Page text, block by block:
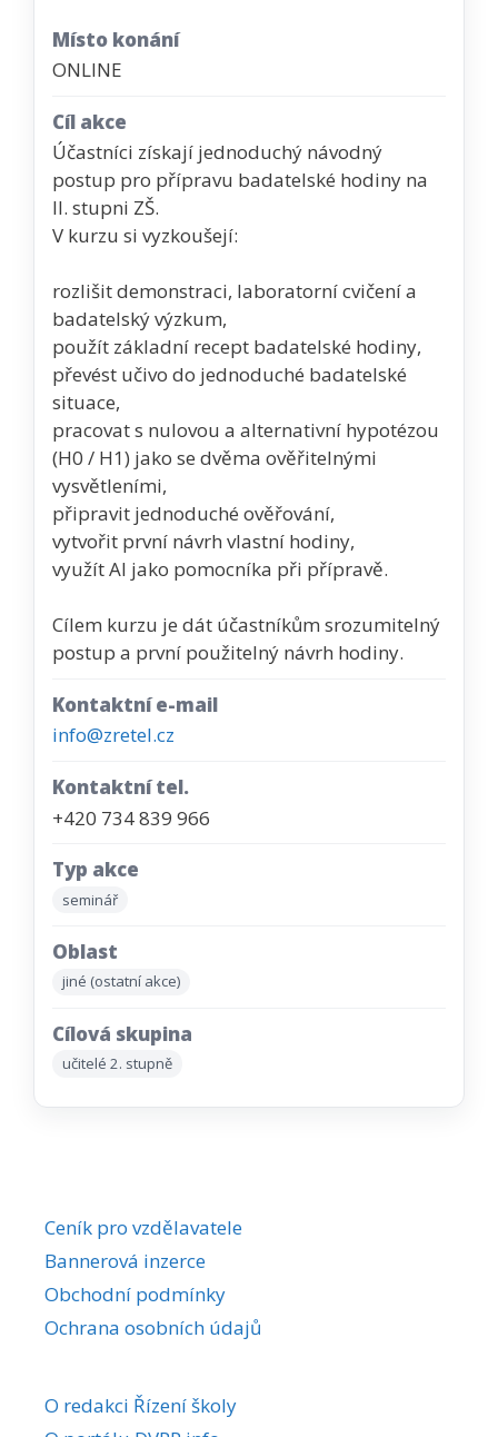
Místo konání
ONLINE
Cíl akce
Účastníci získají jednoduchý návodný
postup pro přípravu badatelské hodiny na
II. stupni ZŠ.
V kurzu si vyzkoušejí:
rozlišit demonstraci, laboratorní cvičení a
badatelský výzkum,
použít základní recept badatelské hodiny,
převést učivo do jednoduché badatelské
situace,
pracovat s nulovou a alternativní hypotézou
(H0 / H1) jako se dvěma ověřitelnými
vysvětleními,
připravit jednoduché ověřování,
vytvořit první návrh vlastní hodiny,
využít AI jako pomocníka při přípravě.
Cílem kurzu je dát účastníkům srozumitelný
postup a první použitelný návrh hodiny.
Kontaktní e-mail
info@zretel.cz
Kontaktní tel.
+420 734 839 966
Typ akce
seminář
Oblast
jiné (ostatní akce)
Cílová skupina
učitelé 2. stupně
Ceník pro vzdělavatele
Bannerová inzerce
Obchodní podmínky
Ochrana osobních údajů
O redakci Řízení školy